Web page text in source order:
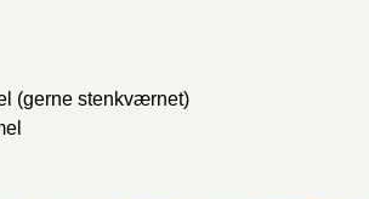
(gerne stenkværnet)